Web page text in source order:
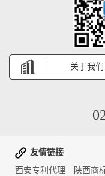
关于我们
友情链接
西安专利代理
陕西商